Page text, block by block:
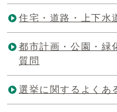
住宅・道路・上下水
都市計画・公園・緑
質問
選挙に関するよくあ